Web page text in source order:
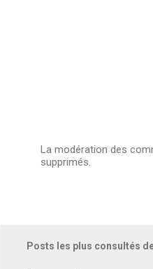
E
t
La modération des
supprimés.
Posts les plus consultés